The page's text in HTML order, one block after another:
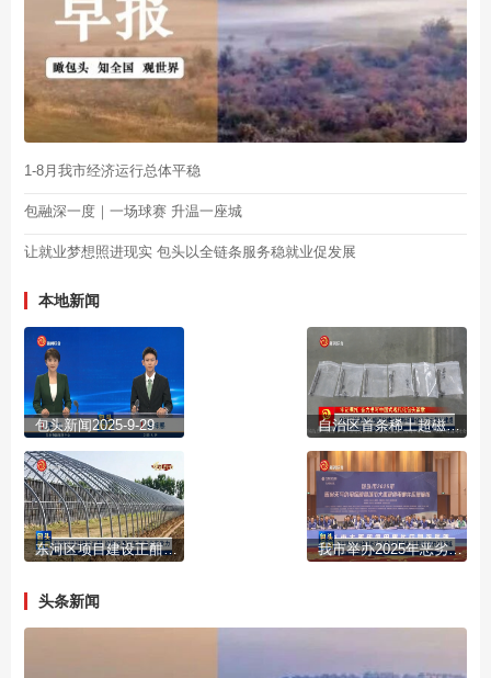
1-8月我市经济运行总体平稳
包融深一度｜一场球赛 升温一座城
让就业梦想照进现实 包头以全链条服务稳就业促发展
本地新闻
包头新闻2025-9-29 自治区首条稀土超磁致伸缩材料批量化生产示范线建成
东河区项目建设正酣 设施农业与生态渔业齐发力 我市举办2025年恶劣天气供电保障暨城市大面积停电事件应急演练
头条新闻